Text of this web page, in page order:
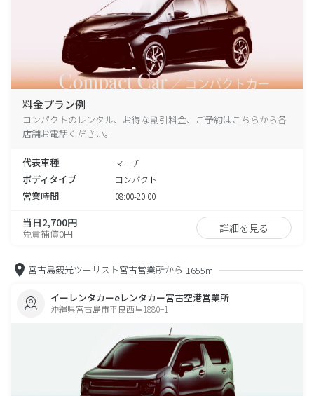
料金プラン例
コンパクトのレンタル、お得な割引料金、ご予約はこちらから各
店舗お電話ください。
代表車種 マーチ
ボディタイプ コンパクト
営業時間 08:00-20:00
当日2,700円
免責補償0円 詳細を見る
宮古島観光ツーリスト宮古営業所から 1655m
イーレンタカーeレンタカー宮古空港営業所
沖縄県宮古島市平良西里1880−1